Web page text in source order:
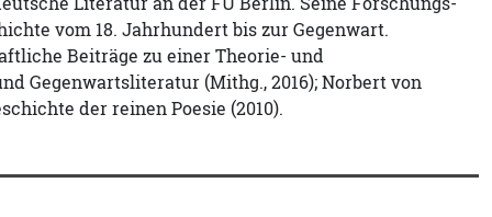
vom 18. Jahrhundert bis zur Gegenwart.
Beiträge zu einer Theorie- und
Gegenwartsliteratur (Mithg., 2016); Norbert von
der reinen Poesie (2010).